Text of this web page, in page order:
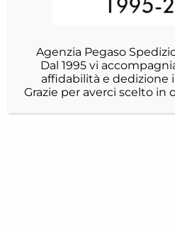
Agenzia Pegaso
Dal 1995 vi
affidabilità e dedizione
Grazie per averci scelto in